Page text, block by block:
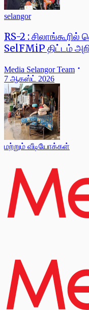
selangor
RS-2 :
SelFMiP திட்டம்
Media Selangor Team
7 ஆகஸ்ட் 2026
மற்றும் வீடியோக்கள்